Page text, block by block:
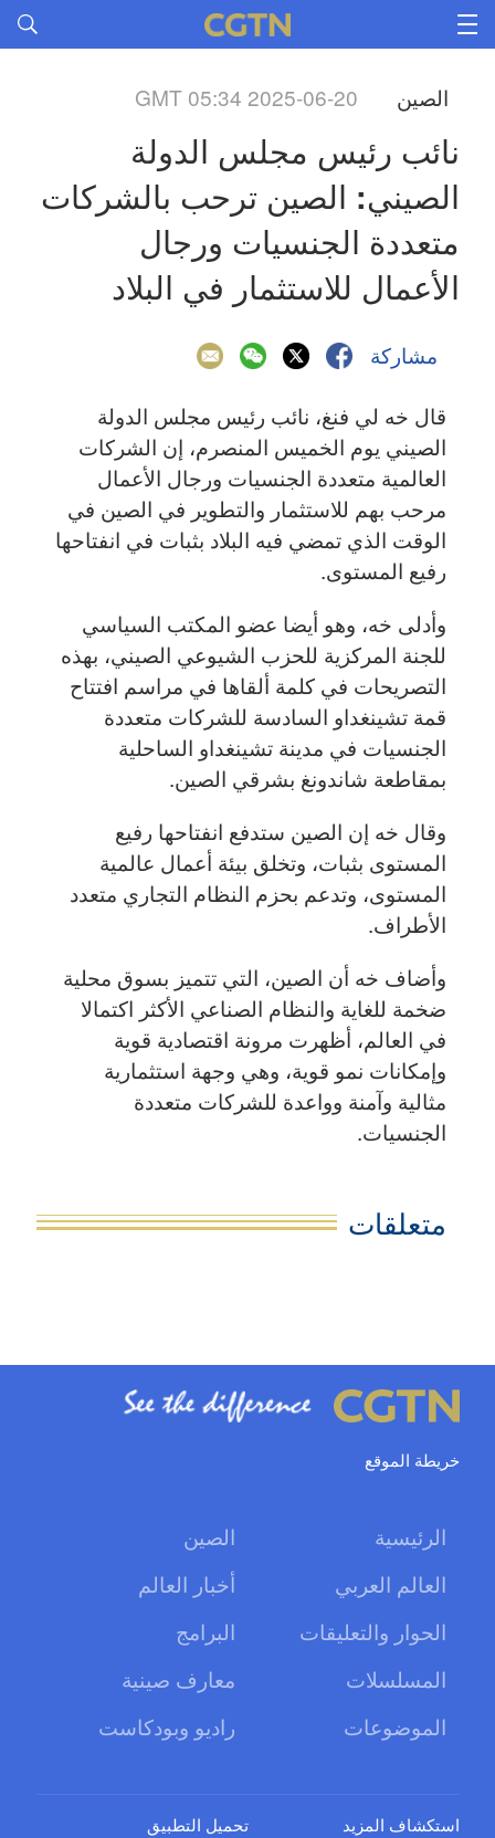
الصين GMT 05:34 2025-06-20
الأعمال للاستثمار في البلاد
مشاركة
قال خه لي فنغ، نائب رئيس مجلس الدولة
الصيني يوم الخميس المنصرم، إن الشركات
العالمية متعددة الجنسيات ورجال الأعمال
مرحب بهم للاستثمار والتطوير في الصين في
الوقت الذي تمضي فيه البلاد بثبات في انفتاحها
رفيع المستوى.
وأدلى خه، وهو أيضا عضو المكتب السياسي
للجنة المركزية للحزب الشيوعي الصيني، بهذه
التصريحات في كلمة ألقاها في مراسم افتتاح
قمة تشينغداو السادسة للشركات متعددة
الجنسيات في مدينة تشينغداو الساحلية
بمقاطعة شاندونغ بشرقي الصين.
وقال خه إن الصين ستدفع انفتاحها رفيع
المستوى بثبات، وتخلق بيئة أعمال عالمية
المستوى، وتدعم بحزم النظام التجاري متعدد
الأطراف.
وأضاف خه أن الصين، التي تتميز بسوق محلية
ضخمة للغاية والنظام الصناعي الأكثر اكتمالا
في العالم، أظهرت مرونة اقتصادية قوية
وإمكانات نمو قوية، وهي وجهة استثمارية
مثالية وآمنة وواعدة للشركات متعددة
الجنسيات.
متعلقات
خريطة الموقع
الرئيسية
الصين
العالم العربي
أخبار العالم
الحوار والتعليقات
البرامج
المسلسلات
معارف صينية
الموضوعات
راديو وبودكاست
استكشاف المزيد تحميل التطبيق